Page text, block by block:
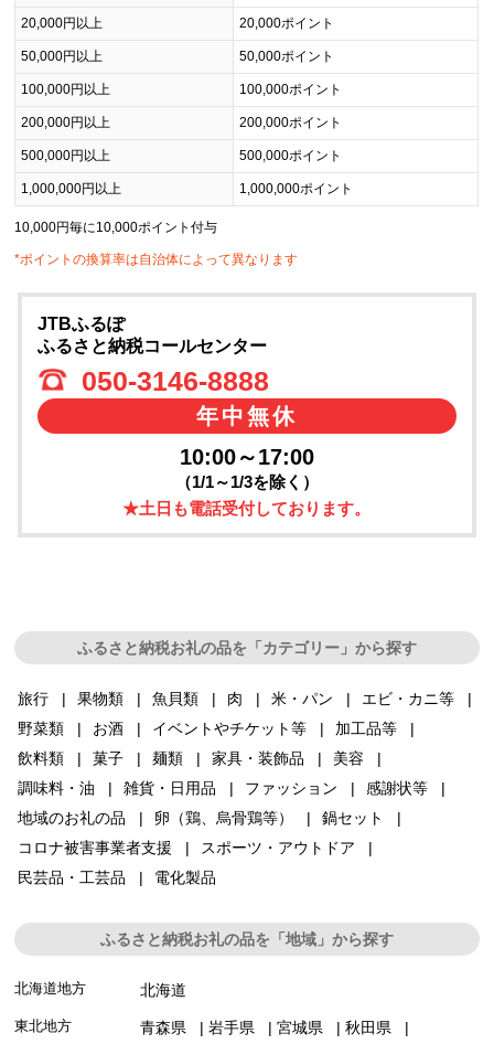
20,000円以上 20,000ポイント
50,000円以上 50,000ポイント
100,000円以上 100,000ポイント
200,000円以上 200,000ポイント
500,000円以上 500,000ポイント
1,000,000円以上 1,000,000ポイント
10,000円毎に10,000ポイント付与
*ポイントの換算率は自治体によって異なります
JTBふるぽ
ふるさと納税コールセンター
050-3146-8888
年中無休
10:00～17:00
（1/1～1/3を除く）
★土日も電話受付しております。
ふるさと納税お礼の品を「カテゴリー」から探す
旅行 果物類 魚貝類 肉 米・パン
エビ・カニ等
野菜類
お酒 イベントやチケット等
加工品等
飲料類
菓子 麺類 家具・装飾品
美容
調味料・油
雑貨・日用品 ファッション
感謝状等
地域のお礼の品
卵（鶏、烏骨鶏等）
鍋セット
コロナ被害事業者支援
スポーツ・アウトドア
民芸品・工芸品
電化製品
ふるさと納税お礼の品を「地域」から探す
北海道地方 北海道
東北地方 青森県 岩手県 宮城県
秋田県